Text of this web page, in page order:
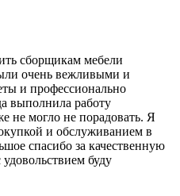
сборщикам мебели
очень вежливыми и
и профессионально
выполнила работу
не могло не порадовать. Я
и обслуживанием в
спасибо за качественную
буду